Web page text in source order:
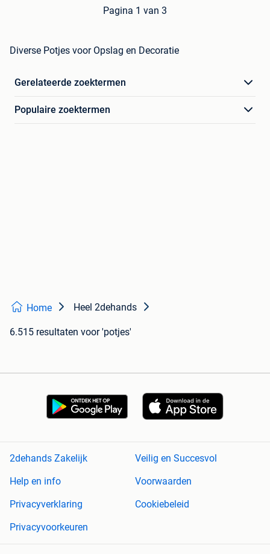
Pagina 1 van 3
Diverse Potjes voor Opslag en Decoratie
Gerelateerde zoektermen
Populaire zoektermen
Home Heel 2dehands
6.515 resultaten voor 'potjes'
2dehands Zakelijk
Veilig en Succesvol
Help en info
Voorwaarden
Privacyverklaring
Cookiebeleid
Privacyvoorkeuren